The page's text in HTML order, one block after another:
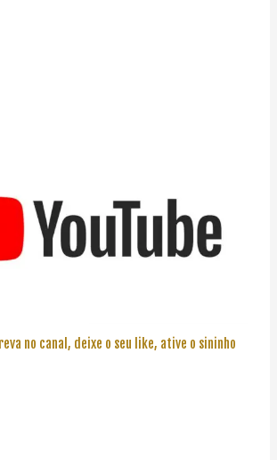
no canal, deixe o seu like, ative o sininho